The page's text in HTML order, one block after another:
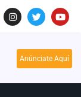
Anúnciate Aquí